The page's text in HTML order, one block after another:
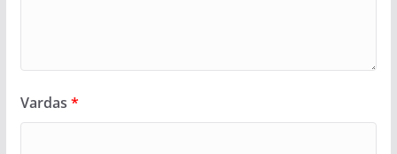
Vardas *